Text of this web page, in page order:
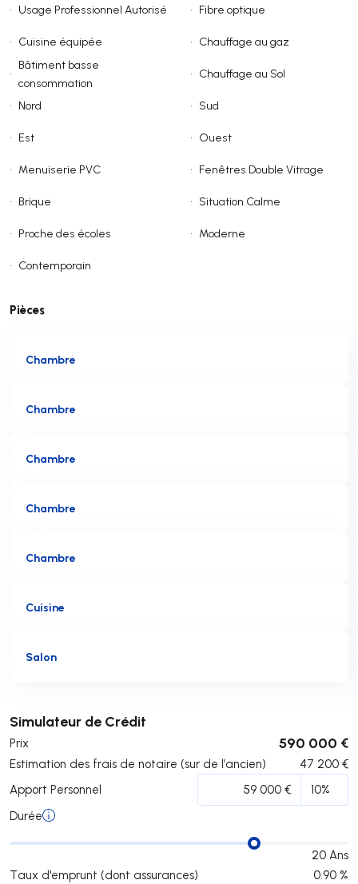
• Usage Professionnel Autorisé • Fibre optique
• Cuisine équipée • Chauffage au gaz
•
Bâtiment basse
consommation
• Chauffage au Sol
• Nord • Sud
• Est • Ouest
• Menuiserie PVC • Fenêtres Double Vitrage
• Brique • Situation Calme
• Proche des écoles • Moderne
• Contemporain
Pièces
Chambre
Chambre
Chambre
Chambre
Chambre
Cuisine
Salon
Simulateur de Crédit
Prix 590 000 €
Estimation des frais de notaire (sur de l’ancien) 47 200 €
Apport Personnel
Durée
20 Ans
Taux d'emprunt (dont assurances)
0.90 %
Soumettre